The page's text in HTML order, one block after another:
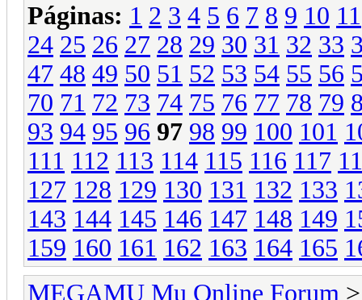
Páginas: 1 2 3 4 5 6 7 8 9 10 11
24 25 26 27 28 29 30 31 32 33
47 48 49 50 51 52 53 54 55 56
70 71 72 73 74 75 76 77 78 79
93 94 95 96 97 98 99 100 101
111 112 113 114 115 116 117
127 128 129 130 131 132 133
143 144 145 146 147 148 149
159 160 161 162 163 164 165
MEGAMU Mu Online Forum